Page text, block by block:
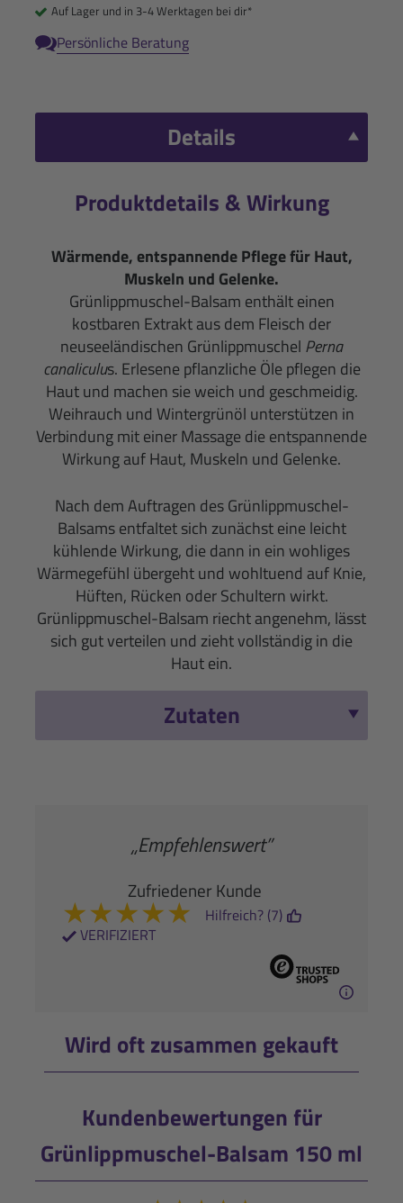
Auf Lager und in 3-4 Werktagen bei dir*
Persönliche Beratung
Details
Produktdetails & Wirkung
Wärmende, entspannende Pflege für Haut,
Muskeln und Gelenke.
Grünlippmuschel-Balsam enthält einen
kostbaren Extrakt aus dem Fleisch der
neuseeländischen Grünlippmuschel Perna
canaliculus. Erlesene pflanzliche Öle pflegen die
Haut und machen sie weich und geschmeidig.
Weihrauch und Wintergrünöl unterstützen in
Verbindung mit einer Massage die entspannende
Wirkung auf Haut, Muskeln und Gelenke.
Nach dem Auftragen des Grünlippmuschel-
Balsams entfaltet sich zunächst eine leicht
kühlende Wirkung, die dann in ein wohliges
Wärmegefühl übergeht und wohltuend auf Knie,
Hüften, Rücken oder Schultern wirkt.
Grünlippmuschel-Balsam riecht angenehm, lässt
sich gut verteilen und zieht vollständig in die
Haut ein.
Zutaten
„Empfehlenswert”
Zufriedener Kunde
★★★★★
VERIFIZIERT
Hilfreich? (7)
Wird oft zusammen gekauft
Kundenbewertungen für
Grünlippmuschel-Balsam 150 ml